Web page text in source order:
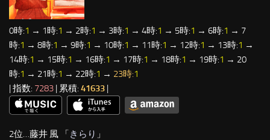
0時:1 → 1時:1 → 2時:1 → 3時:1 → 4時:1 → 5時:1 → 6時:1 → 7
時:1 → 8時:1 → 9時:1 → 10時:1 → 11時:1 → 12時:1 → 13時:1 →
14時:1 → 15時:1 → 16時:1 → 17時:1 → 18時:1 → 19時:1 → 20
時:1 → 21時:1 → 22時:1 → 23時:1
| 指数: 7283 | 累積: 41633 |
2位…藤井 風 「きらり 」